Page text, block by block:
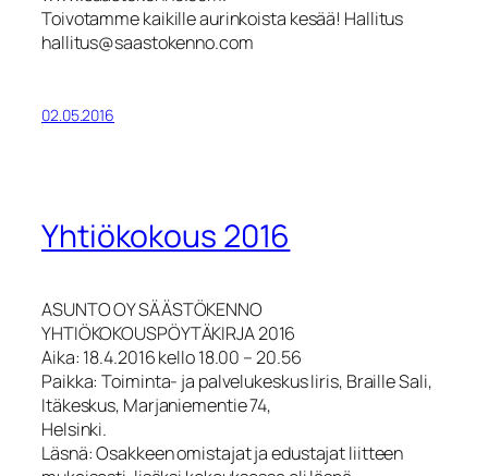
Toivotamme kaikille aurinkoista kesää! Hallitus
hallitus@saastokenno.com
02.05.2016
Yhtiökokous 2016
ASUNTO OY SÄÄSTÖKENNO
YHTIÖKOKOUSPÖYTÄKIRJA 2016
Aika: 18.4.2016 kello 18.00 – 20.56
Paikka: Toiminta- ja palvelukeskus Iiris, Braille Sali,
Itäkeskus, Marjaniementie 74,
Helsinki.
Läsnä: Osakkeen omistajat ja edustajat liitteen